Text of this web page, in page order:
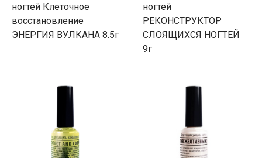
ногтей Клеточное
восстановление
ЭНЕРГИЯ ВУЛКАНА 8.5г
ногтей
РЕКОНСТРУКТОР
СЛОЯЩИХСЯ НОГТЕЙ
9г